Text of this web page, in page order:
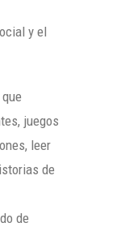
y el
juegos
leer
de
de